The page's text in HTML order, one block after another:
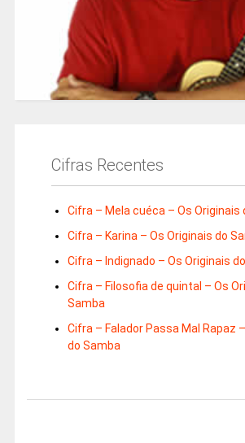
Cifras Recentes
Cifra – Mela cuéca – Os Originais
Cifra – Karina – Os Originais do
Cifra – Indignado – Os Originais
Cifra – Filosofia de quintal – Os
Samba
Cifra – Falador Passa Mal Rapaz
do Samba